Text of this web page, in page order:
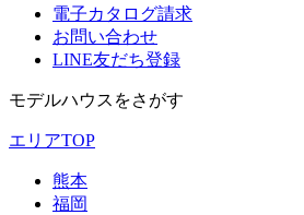
電子カタログ請求
お問い合わせ
LINE友だち登録
モデルハウスをさがす
エリアTOP
熊本
福岡